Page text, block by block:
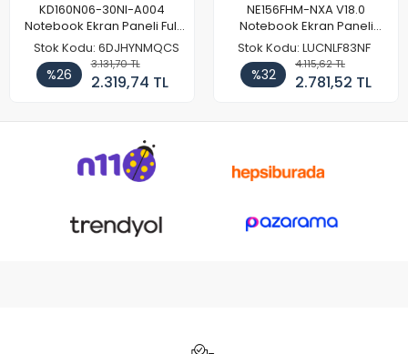
KD160N06-30NI-A004
Notebook Ekran Paneli Full
HD
Stok Kodu: 6DJHYNMQCS
%26
3.131,70 TL
2.319,74 TL
NE156FHM-NXA V18.0
Notebook Ekran Paneli
144Hz
Stok Kodu: LUCNLF83NF
%32
4.115,62 TL
2.781,52 TL